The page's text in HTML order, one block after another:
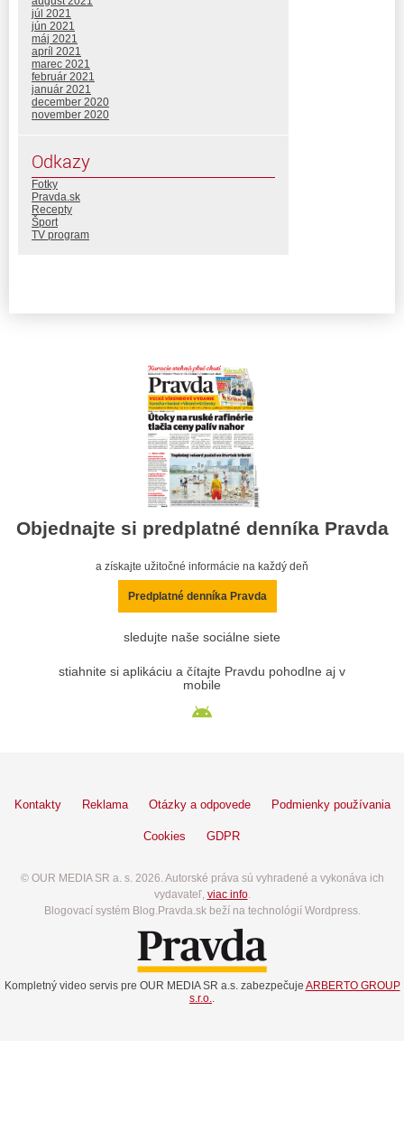
júl 2021
jún 2021
máj 2021
apríl 2021
marec 2021
február 2021
január 2021
december 2020
november 2020
Odkazy
Fotky
Pravda.sk
Recepty
Šport
TV program
Objednajte si predplatné denníka Pravda
a získajte užitočné informácie na každý deň
Predplatné denníka Pravda
sledujte naše sociálne siete
stiahnite si aplikáciu a čítajte Pravdu pohodlne aj v
mobile
Kontakty Reklama Otázky a odpovede Podmienky používania
Cookies GDPR
© OUR MEDIA SR a. s. 2026. Autorské práva sú vyhradené a vykonáva ich
vydavateľ, viac info.
Blogovací systém Blog.Pravda.sk beží na technológií Wordpress.
Kompletný video servis pre OUR MEDIA SR a.s. zabezpečuje ARBERTO GROUP
s.r.o..